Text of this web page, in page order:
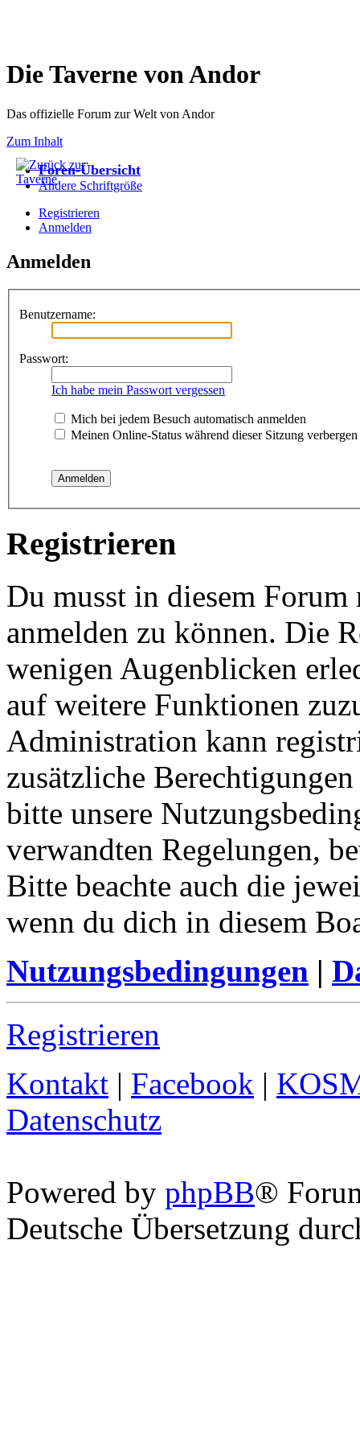
Die Taverne von Andor
Das offizielle Forum zur Welt von Andor
Zum Inhalt
Foren-Übersicht
Ändere Schriftgröße
Registrieren
Anmelden
Anmelden
Benutzername:
Passwort:
Ich habe mein Passwort vergessen
Mich bei jedem Besuch automatisch anmelden
Meinen Online-Status während dieser Sitzung verbergen
Registrieren
Du musst in diesem
anmelden zu können. Die
wenigen Augenblicken
auf weitere Funktionen
Administration kann
zusätzliche
bitte unsere
verwandten Regelungen,
Bitte beachte auch die
wenn du dich in diesem
Nutzungsbedingungen |
Registrieren
Kontakt | Facebook |
Datenschutz
Powered by phpBB®
Deutsche Übersetzung